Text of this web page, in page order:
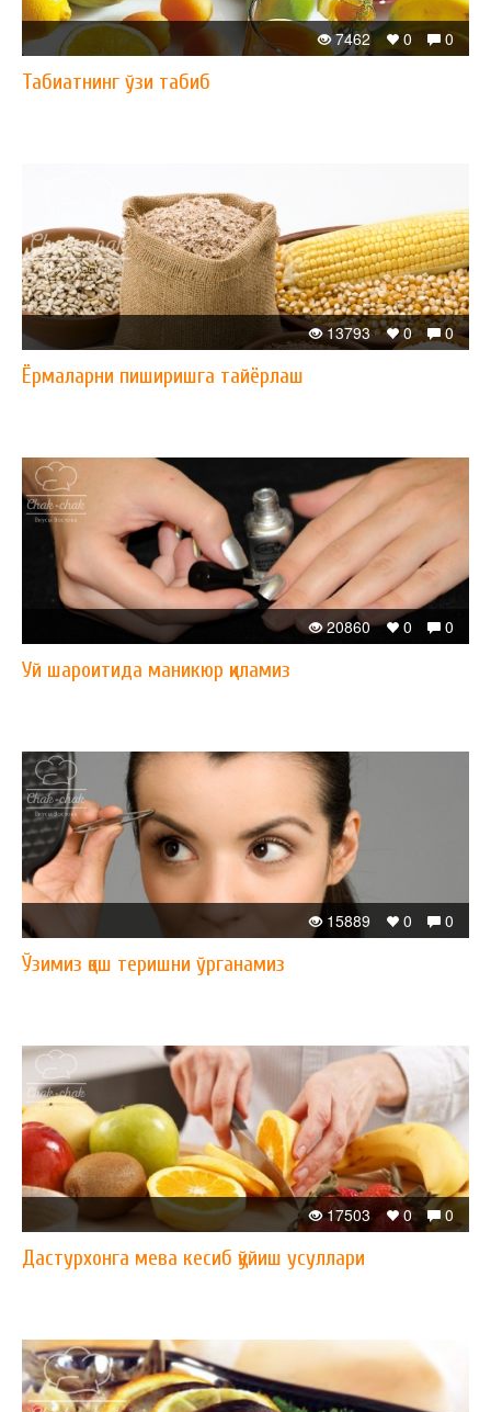
0
0
7462
Табиатнинг ўзи табиб
0
0
13793
Ёрмаларни пиширишга тайёрлаш
0
0
20860
Уй шароитида маникюр қиламиз
0
0
15889
Ўзимиз қош теришни ўрганамиз
0
0
17503
Дастурхонга мева кесиб қўйиш усуллари